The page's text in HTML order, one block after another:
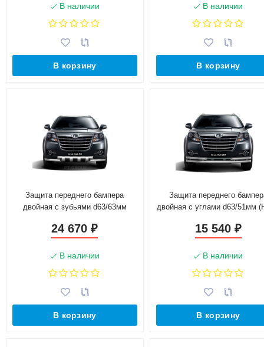
В наличии
В корзину
В наличии
В корзину
Защита переднего бампера
двойная с зубьями d63/63мм
(2017-н.в.)
24 670₽
В наличии
В корзину
Защита переднего
двойная с углами d63/51мм
н.в.)
15 540 ₽
В наличии
В корзину